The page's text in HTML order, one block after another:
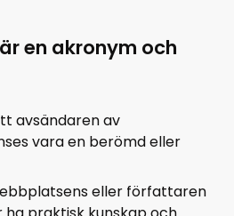
en akronym och
avsändaren av
vara en berömd eller
eller författaren